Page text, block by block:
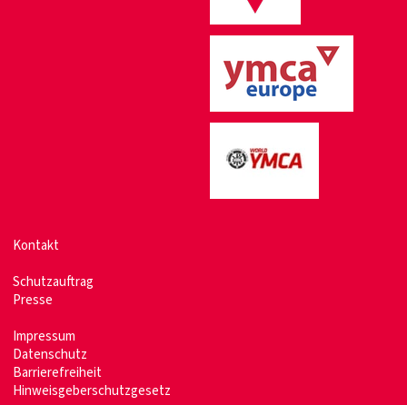
Kontakt
Schutzauftrag
Presse
Impressum
Datenschutz
Barrierefreiheit
Hinweisgeberschutzgesetz